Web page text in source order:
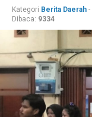
Kategori Berita Daerah -
Dibaca: 9334